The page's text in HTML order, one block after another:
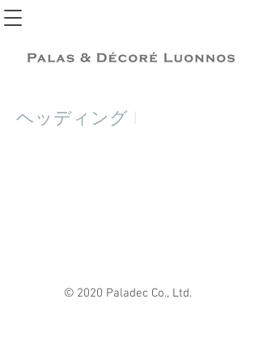
ヘッディング 1
© 2020 Paladec Co., Ltd.